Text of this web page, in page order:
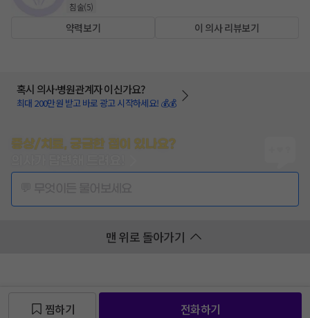
침술(5)
약력보기 이 의사 리뷰보기
혹시 의사·병원관계자 이신가요?
최대 200만원 받고 바로 광고 시작하세요! 💰💰
증상/치료, 궁금한 점이 있나요?
맨 위로 돌아가기
찜하기 전화하기